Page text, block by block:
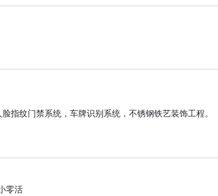
指纹门禁系统，车牌识别系统，不锈钢铁艺装饰工程。
零活